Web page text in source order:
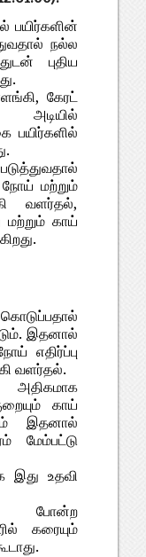
பயிர்களின்
நல்ல
புதிய
கேரட்
பயிர்களில்
நோய் மற்றும்
வளர்தல்,
மற்றும் காய்
இதனால்
எதிர்ப்பு
வளர்தல்.
காய்
இதனால்
மேம்பட்டு
இது உதவி
போன்ற
கரையும்